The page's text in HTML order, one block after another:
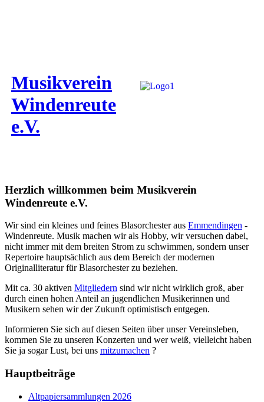
Musikverein
Windenreute
e.V.
Herzlich willkommen beim Musikverein
Windenreute e.V.
Wir sind ein kleines und feines Blasorchester aus Emmendingen -
Windenreute. Musik machen wir als Hobby, wir versuchen dabei,
nicht immer mit dem breiten Strom zu schwimmen, sondern unser
Repertoire hauptsächlich aus dem Bereich der modernen
Originalliteratur für Blasorchester zu beziehen.
Mit ca. 30 aktiven Mitgliedern sind wir nicht wirklich groß, aber
durch einen hohen Anteil an jugendlichen Musikerinnen und
Musikern sehen wir der Zukunft optimistisch entgegen.
Informieren Sie sich auf diesen Seiten über unser Vereinsleben,
kommen Sie zu unseren Konzerten und wer weiß, vielleicht haben
Sie ja sogar Lust, bei uns mitzumachen ?
Hauptbeiträge
Altpapiersammlungen 2026